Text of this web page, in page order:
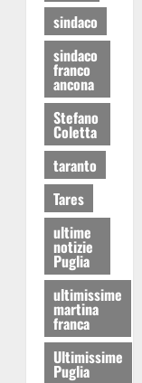
sindaco
sindaco
franco
ancona
Stefano
Coletta
taranto
Tares
ultime
notizie
Puglia
ultimissime
martina
franca
Ultimissime
Puglia